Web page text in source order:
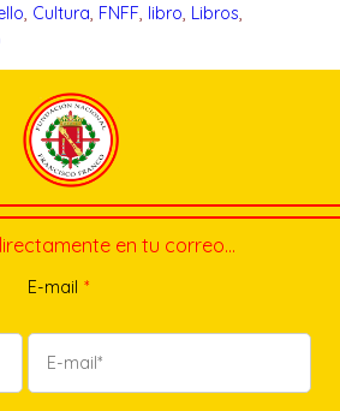
Cultura FNFF libro Libros
en tu correo…
E-mail *